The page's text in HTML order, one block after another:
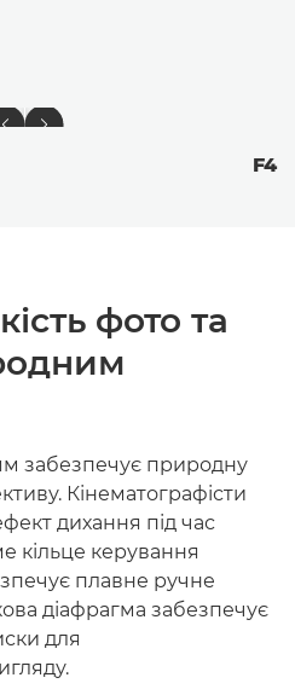
F4
фото та
забезпечує природну
Кінематографісти
дихання під час
кільце керування
плавне ручне
діафрагма забезпечує
для